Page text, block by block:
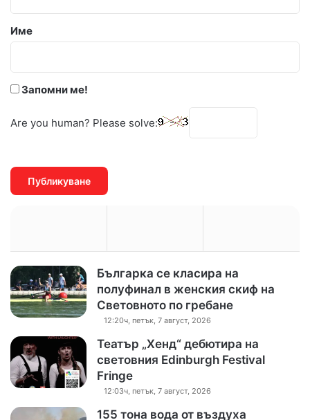
р
*
Име
Запомни ме!
Are you human? Please solve:
Българка се класира на
полуфинал в женския скиф на
Световното по гребане
12:20ч, петък, 7 август, 2026
Театър „Хенд“ дебютира на
световния Edinburgh Festival
Fringe
12:03ч, петък, 7 август, 2026
155 тона вода от въздуха